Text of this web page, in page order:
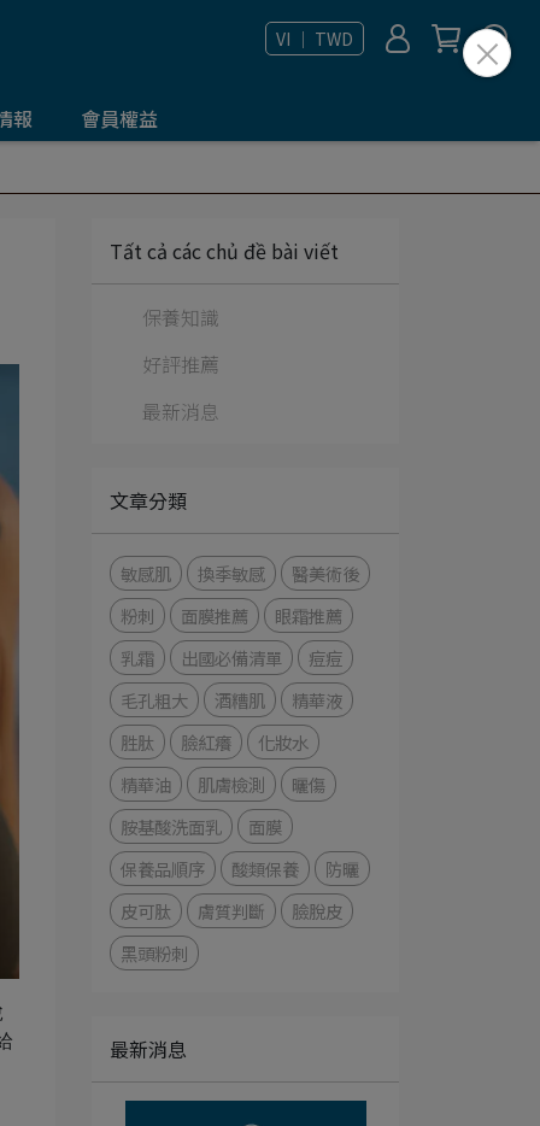
VI ｜ TWD
報 會員權益
Tất cả các chủ đề bài viết
保養知識
好評推薦
最新消息
文章分類
敏感肌 換季敏感
醫美術後
粉刺
面膜推薦
眼霜推薦
乳霜
出國必備清單
痘痘
毛孔粗大
酒糟肌
精華液
胜肽
臉紅癢
化妝水
精華油
肌膚檢測
曬傷
胺基酸洗面乳
面膜
保養品順序
酸類保養
防曬
皮可肽
膚質判斷
臉脫皮
黑頭粉刺
最新消息